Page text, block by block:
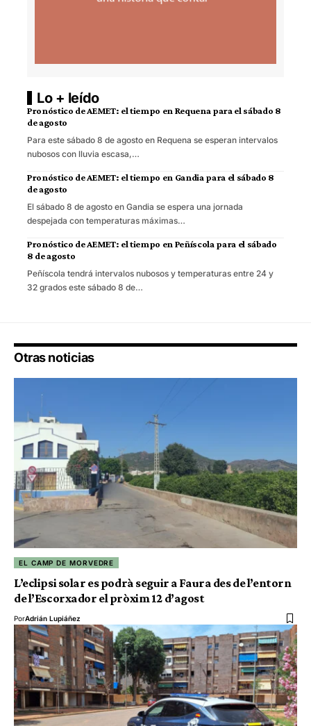
Lo + leído
Pronóstico de AEMET: el tiempo en Requena para el sábado 8
de agosto
Para este sábado 8 de agosto en Requena se esperan intervalos
nubosos con lluvia escasa,…
Pronóstico de AEMET: el tiempo en Gandia para el sábado 8
de agosto
El sábado 8 de agosto en Gandia se espera una jornada
despejada con temperaturas máximas…
Pronóstico de AEMET: el tiempo en Peñíscola para el sábado
8 de agosto
Peñíscola tendrá intervalos nubosos y temperaturas entre 24 y
32 grados este sábado 8 de…
Otras noticias
EL CAMP DE MORVEDRE
L’eclipsi solar es podrà seguir a Faura des de l’entorn
de l’Escorxador el pròxim 12 d’agost
PorAdrián Lupiáñez